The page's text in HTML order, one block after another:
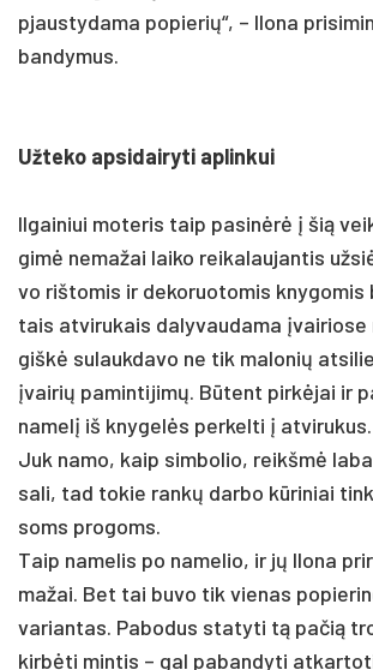
pjaus­ty­da­ma po­pie­rių“, – Ilo­na
ban­dy­mus.
Už­te­ko ap­si­dai­ry­ti ap­lin­kui
Il­gai­niui mo­te­ris taip pa­si­nėrė į šią
gimė ne­ma­žai lai­ko rei­ka­lau­jan­tis
vo riš­to­mis ir de­ko­ruo­to­mis
tais at­vi­ru­kais da­ly­vau­da­ma
giškė su­lauk­da­vo ne tik ma­lo­nių
įvai­rių pa­min­ti­jimų. Būtent pirkė­jai ir
na­melį iš kny­gelės per­kel­ti į at­vi­ru­kus.
Juk na­mo, kaip sim­bo­lio, reikšmė
sa­li, tad to­kie rankų dar­bo kūri­niai
soms pro­goms.
Taip na­me­lis po na­me­lio, ir jų Ilo­na
ma­žai. Bet tai bu­vo tik vie­nas
va­rian­tas. Pa­bo­dus sta­ty­ti tą pa­čią
kirbė­ti min­tis – gal pa­ban­dy­ti